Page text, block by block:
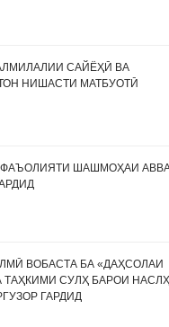
САЙЁҲӢ ВА
НИШАСТИ МАТБУОТӢ
ФАЪОЛИЯТИ ШАШМОҲАИ
ВОБАСТА БА «ДАҲСОЛАИ
СУЛҲ БАРОИ
ГАРДИД